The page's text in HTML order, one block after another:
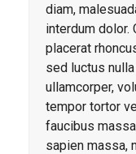
diam,
interdum
placerat
sed luctus
ullamcorper,
tempor tortor
faucibus
sapien massa,